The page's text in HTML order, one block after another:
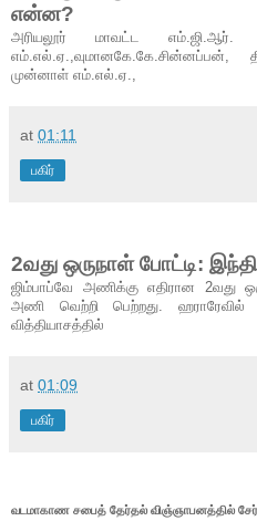
என்ன?
அரியலூர் மாவட்ட
எம்.எல்.ஏ.,வுமானகே.கே.சின்னப்பன்,
முன்னாள் எம்.எல்.ஏ.,
at 01:11
பகிர்
2வது ஒருநாள் போட்டி:
ஜிம்பாப்வே அணிக்கு எதிரான 2வது
அணி வெற்றி பெற்றது.
வித்தியாசத்தில்
at 01:09
பகிர்
வடமாகாண சபைத் தேர்தல் விஞ்ஞாபனத்தில்